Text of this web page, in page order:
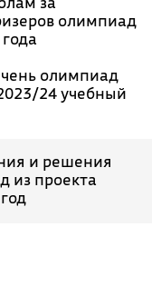
олимпиад
олимпиад
24 учебный
и решения
из проекта